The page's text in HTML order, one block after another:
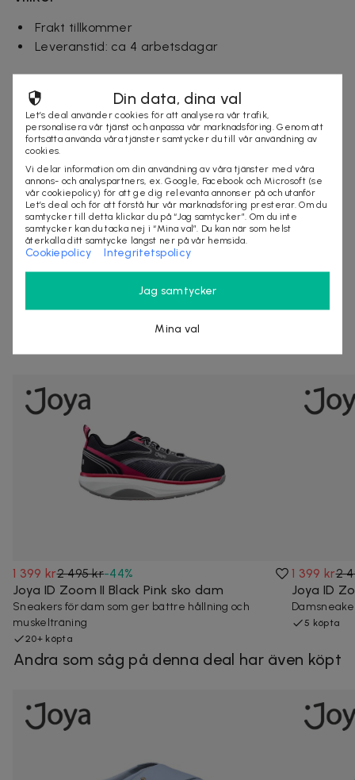
Frakt tillkommer
Leveranstid: ca 4 arbetsdagar
Säljes av
Let's deal AB
Organisationsnummer :556796-3466
https://letsdeal.se
VÄLJ ALTERNATIV
Andra som kollat på dealen ovan tittar även
1 399 kr2 495 kr-44%
Joya ID Zoom II Black Pink sko dam
Sneakers för dam som ger bättre hållning och
muskelträning
20+ köpta
1 399 kr2
Joya ID
5 köpta
Andra som såg på denna deal har även köpt
Din data, dina val
Let’s deal använder cookies för att analysera vår trafik,
personalisera vår tjänst och anpassa vår marknadsföring. Genom att
fortsätta använda våra tjänster samtycker du till vår användning av
cookies.
Vi delar information om din användning av våra tjänster med våra
annons- och analyspartners, ex. Google, Facebook och Microsoft (se
vår cookiepolicy) för att ge dig relevanta annonser på och utanför
Let’s deal och för att förstå hur vår marknadsföring presterar. Om du
samtycker till detta klickar du på “Jag samtycker”. Om du inte
samtycker kan du tacka nej i “Mina val”. Du kan när som helst
återkalla ditt samtycke längst ner på vår hemsida.
Cookiepolicy Integritetspolicy
Jag samtycker
Mina val